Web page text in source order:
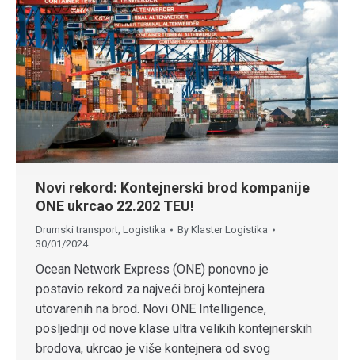
Novi rekord: Kontejnerski brod kompanije
ONE ukrcao 22.202 TEU!
Drumski transport, Logistika By Klaster Logistika
30/01/2024
Ocean Network Express (ONE) ponovno je
postavio rekord za najveći broj kontejnera
utovarenih na brod. Novi ONE Intelligence,
posljednji od nove klase ultra velikih kontejnerskih
brodova, ukrcao je više kontejnera od svog